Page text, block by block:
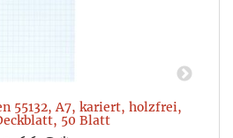
55132, A7, kariert, holzfrei,
50 Blatt